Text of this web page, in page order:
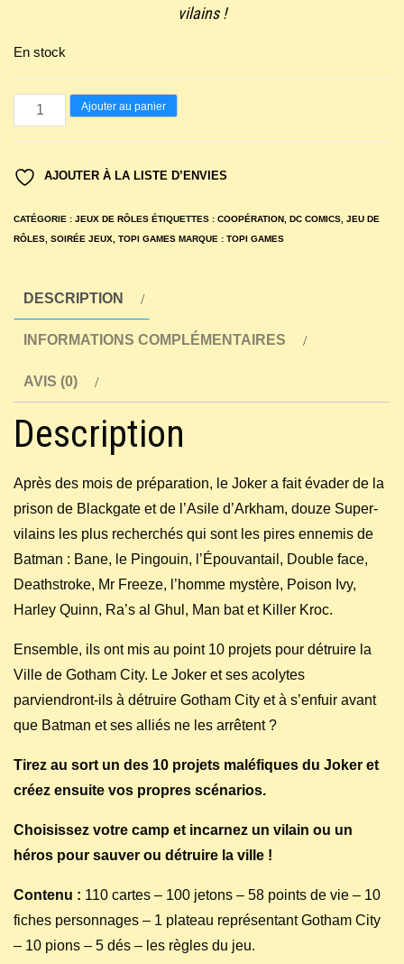
vilains !
En stock
quantité
de
:
sauveur
City
Ajouter au panier
AJOUTER À LA LISTE D’ENVIES
CATÉGORIE : JEUX DE RÔLES ÉTIQUETTES : COOPÉRATION DC COMICS JEU DE
RÔLES SOIRÉE JEUX TOPI GAMES MARQUE : TOPI GAMES
DESCRIPTION
INFORMATIONS COMPLÉMENTAIRES
AVIS (0)
Description
Après des mois de préparation, le Joker a fait évader de la
prison de Blackgate et de l’Asile d’Arkham, douze Super-
vilains les plus recherchés qui sont les pires ennemis de
Batman : Bane, le Pingouin, l’Épouvantail, Double face,
Deathstroke, Mr Freeze, l’homme mystère, Poison Ivy,
Harley Quinn, Ra’s al Ghul, Man bat et Killer Kroc.
Ensemble, ils ont mis au point 10 projets pour détruire la
Ville de Gotham City. Le Joker et ses acolytes
parviendront-ils à détruire Gotham City et à s’enfuir avant
que Batman et ses alliés ne les arrêtent ?
Tirez au sort un des 10 projets maléfiques du Joker et
créez ensuite vos propres scénarios.
Choisissez votre camp et incarnez un vilain ou un
héros pour sauver ou détruire la ville !
Contenu : 110 cartes – 100 jetons – 58 points de vie – 10
fiches personnages – 1 plateau représentant Gotham City
– 10 pions – 5 dés – les règles du jeu.